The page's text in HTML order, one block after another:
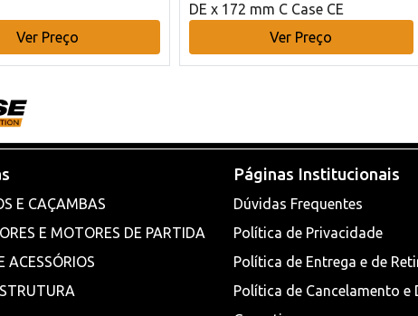
Ver Preço
DE x 172 mm C Case CE
Ver Preço
E CAÇAMBAS
E MOTORES DE PARTIDA
ACESSÓRIOS
Páginas Institucionais
Dúvidas Frequentes
Política de Privacidade
Política de Entrega e de
Política de Cancelamento e